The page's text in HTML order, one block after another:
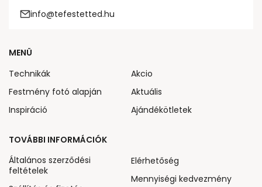
info@tefestetted.hu
MENÜ
Technikák
Festmény fotó alapján
Inspiráció
Akcio
Aktuális
Ajándékötletek
TOVÁBBI INFORMÁCIÓK
Általános szerződési
feltételek
Elérhetőség
Mennyiségi kedvezmény